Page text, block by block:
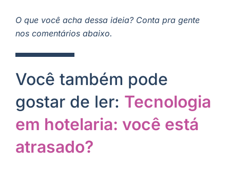
O que você acha dessa ideia? Conta pra gente
nos comentários abaixo.
Você também pode
gostar de ler: Tecnologia
em hotelaria: você está
atrasado?